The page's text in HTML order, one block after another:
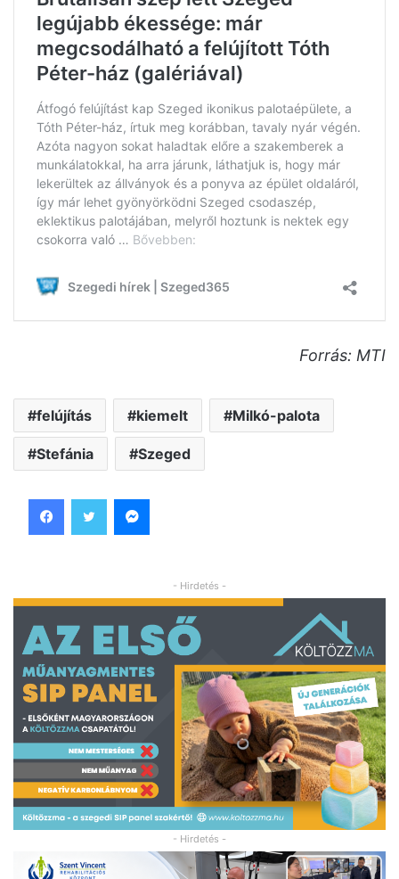
Forrás: MTI
felújítás kiemelt Milkó-palota
Stefánia Szeged
- Hirdetés -
- Hirdetés -